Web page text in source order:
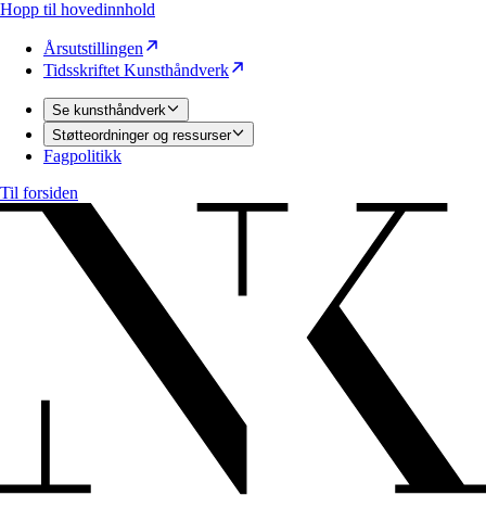
Hopp til hovedinnhold
Årsutstillingen
Tidsskriftet Kunsthåndverk
Se kunsthåndverk
Støtteordninger og ressurser
Fagpolitikk
Til forsiden